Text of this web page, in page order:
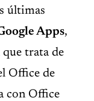
últimas
Apps,
trata de
Office de
con Office